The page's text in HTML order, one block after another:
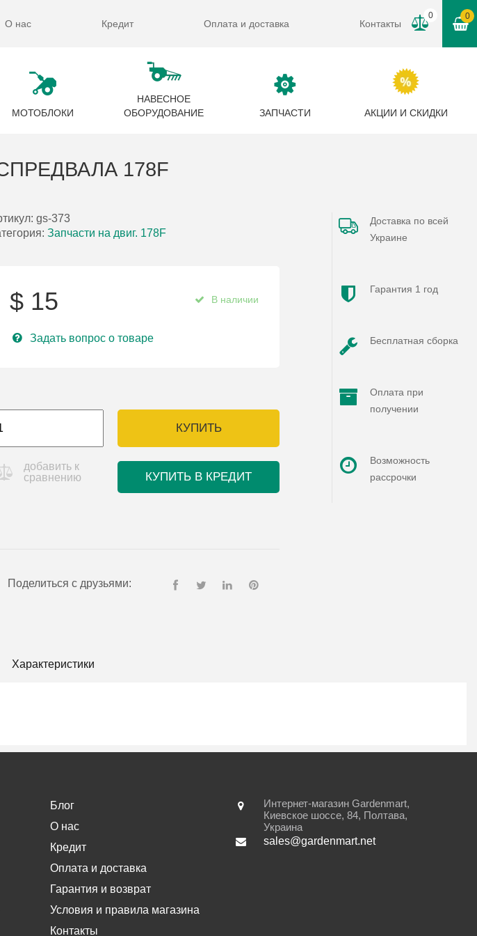
О нас Кредит Оплата и доставка Контакты
0 0
МОТОБЛОКИ
НАВЕСНОЕ
ОБОРУДОВАНИЕ
ЗАПЧАСТИ АКЦИИ И СКИДКИ
178F
gs-373
Запчасти на двиг. 178F
$ 15 В наличии
Задать вопрос о товаре
КУПИТЬ
добавить к
сравнению
КУПИТЬ В КРЕДИТ
Поделиться с друзьями:
Доставка по всей
Украине
Гарантия 1 год
Бесплатная сборка
Оплата при
получении
Возможность
рассрочки
Характеристики
Блог
О нас
Кредит
Оплата и доставка
Гарантия и возврат
Условия и правила магазина
Контакты
Интернет-магазин Gardenmart,
Киевское шоссе, 84, Полтава,
Украина
sales@gardenmart.net